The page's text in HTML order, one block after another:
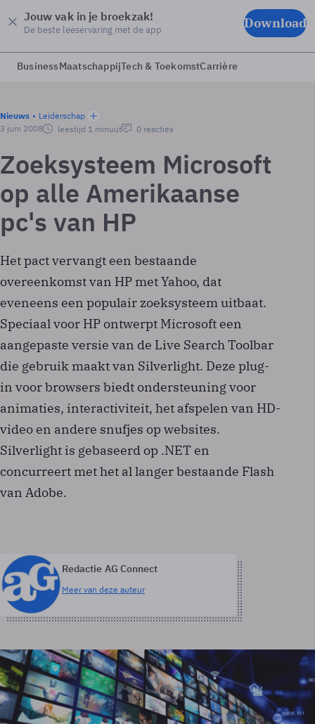
Jouw vak in je broekzak!
De beste leeservaring met de app Download
BusinessMaatschappijTech & ToekomstCarrière
Nieuws
Leiderschap
3 juni 2008
leestijd 1 minuut 0 reacties
Zoeksysteem Microsoft
op alle Amerikaanse
pc's van HP
Het pact vervangt een bestaande
overeenkomst van HP met Yahoo, dat
eveneens een populair zoeksysteem uitbaat.
Speciaal voor HP ontwerpt Microsoft een
aangepaste versie van de Live Search Toolbar
die gebruik maakt van Silverlight. Deze plug-
in voor browsers biedt ondersteuning voor
animaties, interactiviteit, het afspelen van HD-
video en andere snufjes op websites.
Silverlight is gebaseerd op .NET en
concurreert met het al langer bestaande Flash
van Adobe.
Redactie AG Connect
Meer van deze auteur